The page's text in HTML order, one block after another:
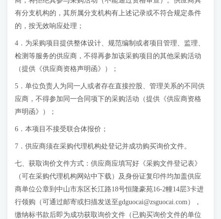
有分支机构的，其所属分支机构有上述记录或不符合规定条件
的，按无效响应处理；
4．为采购项目提供整体设计、规范编制或者项目管理、监理、
检测等服务的供应商，不得再参加该采购项目的其他采购活动
（提供《供应商资格声明函》）；
5．单位负责人为同一人或者存在直接控股、管理关系的不同供
应商，不得参加同一合同项下的采购活动（提供《供应商资格
声明函》）；
6．本项目不接受联合体报价；
7．供应商须在采购代理机构处登记并成功购买询价文件。
七、获取询价文件方式：供应商应填写好《采购文件登记表》
（可在采购代理机构网站中下载）及身份证复印件均加盖供应
商单位公章到中山市东区长江路18号恒隆豪苑16-2幢14层3卡进
行领购（可通过邮寄或扫描发送至gdguocai@zsguocai.com），
缴纳标书款后即为成功获取询价文件（已购买询价文件的单位